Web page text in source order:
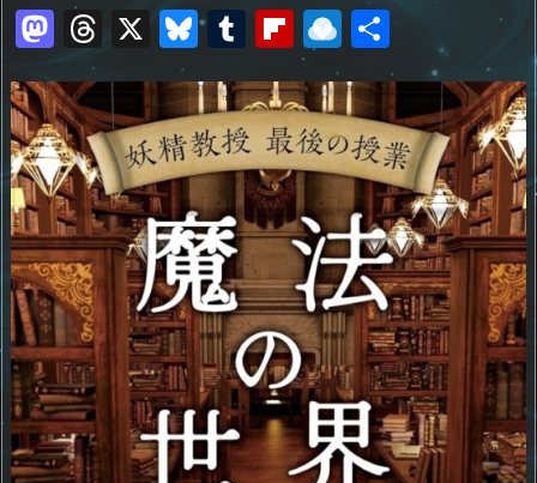
M
st
o
d
o
n
T
re
a
d
s
X Bl
e
sk
y
T
m
bl
r
Fl
ip
b
o
ar
d
R
n
d
ro
p.
io
共
有